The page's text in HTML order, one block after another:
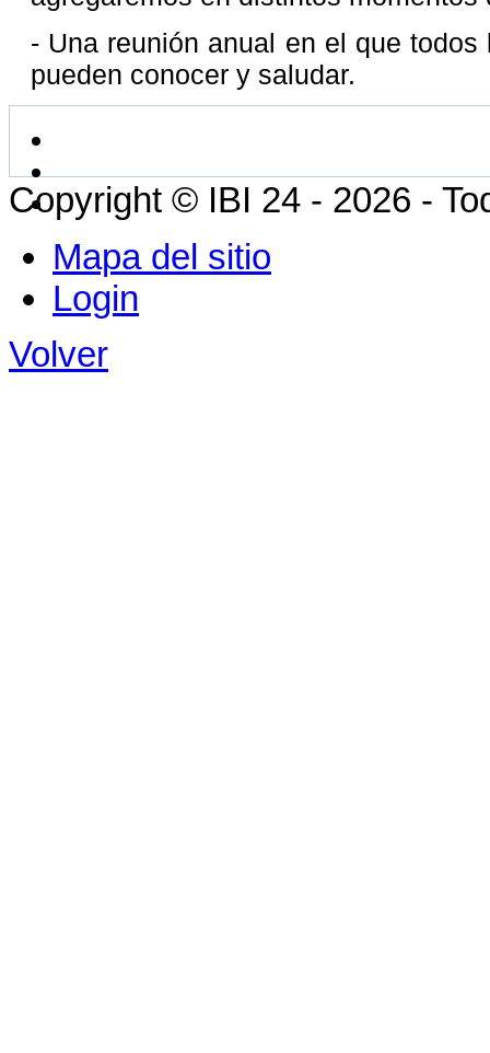
- Una reunión anual en el que
pueden conocer y saludar.
Copyright © IBI 24 - 2026 -
Mapa del sitio
Login
Volver